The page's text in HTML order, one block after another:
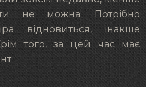
не можна. Потрібно
відновиться, інакше
того, за цей час має